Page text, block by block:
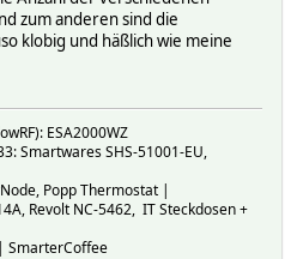
zum anderen sind die
klobig und häßlich wie meine
ESA2000WZ
Smartwares SHS-51001-EU,
Popp Thermostat |
Revolt NC-5462, IT Steckdosen +
SmarterCoffee